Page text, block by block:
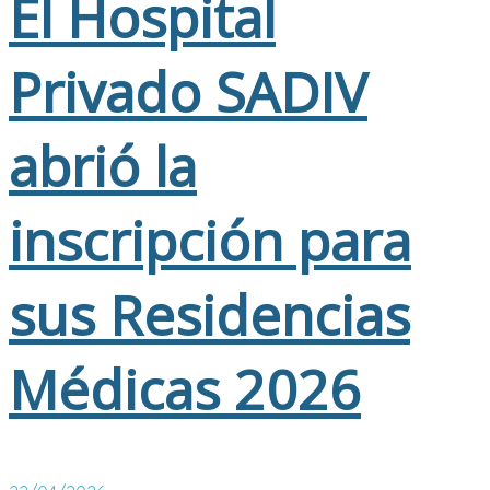
El Hospital
Privado SADIV
abrió la
inscripción para
sus Residencias
Médicas 2026